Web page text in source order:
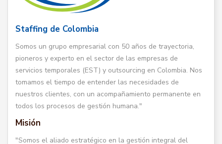
Staffing de Colombia
Somos un grupo empresarial con 50 años de trayectoria,
pioneros y experto en el sector de las empresas de
servicios temporales (EST) y outsourcing en Colombia. Nos
tomamos el tiempo de entender las necesidades de
nuestros clientes, con un acompañamiento permanente en
todos los procesos de gestión humana."
Misión
"Somos el aliado estratégico en la gestión integral del